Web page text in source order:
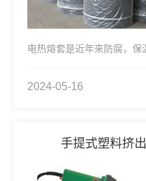
电热熔套是近年来防腐，保
2024-05-16
手提式塑料挤